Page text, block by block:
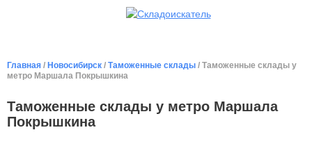
Главная / Новосибирск / Таможенные склады / Таможенные склады у
метро Маршала Покрышкина
Таможенные склады у метро Маршала
Покрышкина